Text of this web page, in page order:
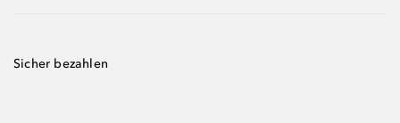
Sicher bezahlen